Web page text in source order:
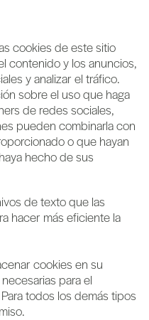
cookies de este sitio
contenido y los anuncios,
y analizar el tráfico.
sobre el uso que haga
de redes sociales,
pueden combinarla con
o que hayan
hecho de sus
de texto que las
hacer más eficiente la
cookies en su
para el
todos los demás tipos